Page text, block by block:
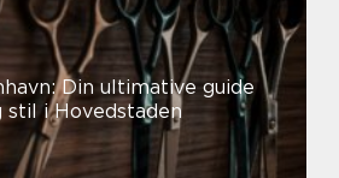
Din ultimative guide
i Hovedstaden